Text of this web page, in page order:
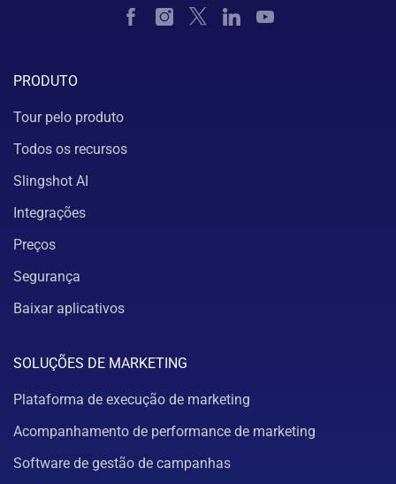
PRODUTO
Tour pelo produto
Todos os recursos
Slingshot AI
Integrações
Preços
Segurança
Baixar aplicativos
SOLUÇÕES DE MARKETING
Plataforma de execução de marketing
Acompanhamento de performance de marketing
Software de gestão de campanhas